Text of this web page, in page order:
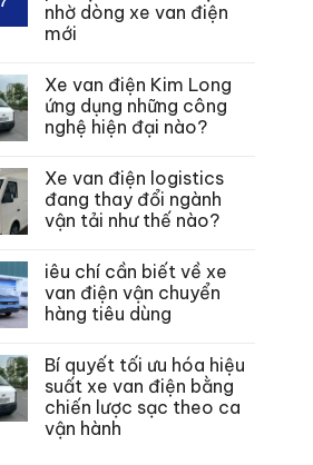
nhờ dòng xe van điện
mới
Xe van điện Kim Long
ứng dụng những công
nghệ hiện đại nào?
Xe van điện logistics
đang thay đổi ngành
vận tải như thế nào?
iêu chí cần biết về xe
van điện vận chuyển
hàng tiêu dùng
Bí quyết tối ưu hóa hiệu
suất xe van điện bằng
chiến lược sạc theo ca
vận hành